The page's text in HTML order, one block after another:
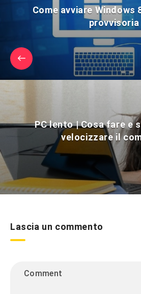
Come avviare Windows
provvisoria
PC lento | Cosa fare e
velocizzare il
Lascia un commento